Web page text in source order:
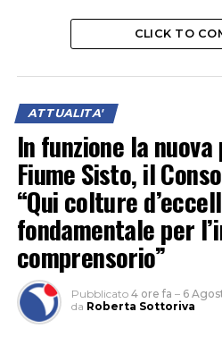
CLICK TO
ATTUALITA'
In funzione la
Fiume Sisto, il
“Qui colture
fondamentale per
comprensorio”
Pubblicato 4 ore fa – 6
da Roberta Sottoriva